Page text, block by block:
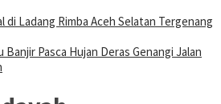
di Ladang Rimba Aceh Selatan Tergenang
Pasca Hujan Deras Genangi Jalan